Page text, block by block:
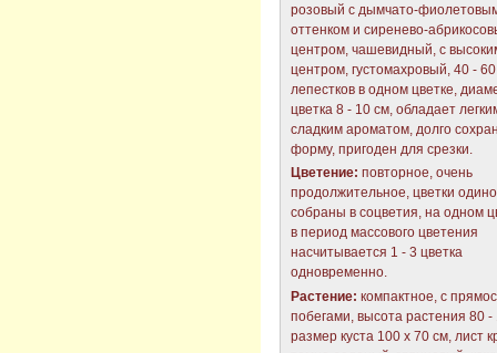
розовый с дымчато-
оттенком и сиренево-
центром, чашевидный, с
центром, густомахровый, 40 - 60
лепестков в одном цветке,
цветка 8 - 10 см, обладает
сладким ароматом, долго
форму, пригоден для срезки.
Цветение: повторное, очень
продолжительное, цветки
собраны в соцветия, на одном
в период массового цветения
насчитывается 1 - 3 цветка
одновременно.
Растение: компактное, с
побегами, высота растения 80 -
размер куста 100 х 70 см, лист